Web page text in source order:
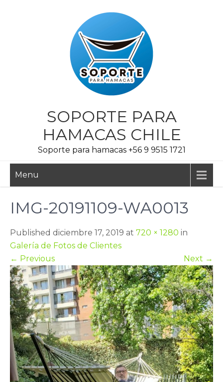
SOPORTE PARA
HAMACAS CHILE
Soporte para hamacas +56 9 9515 1721
Menu
IMG-20191109-WA0013
Published diciembre 17, 2019 at 720 × 1280 in
Galería de Fotos de Clientes
← Previous Next →